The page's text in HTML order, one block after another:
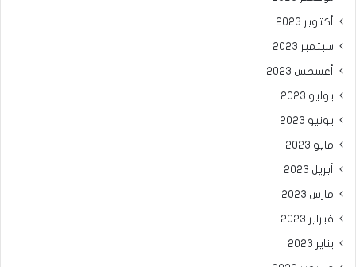
أكتوبر 2023
سبتمبر 2023
أغسطس 2023
يوليو 2023
يونيو 2023
مايو 2023
أبريل 2023
مارس 2023
فبراير 2023
يناير 2023